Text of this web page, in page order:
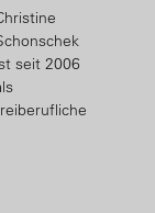
seit 2006